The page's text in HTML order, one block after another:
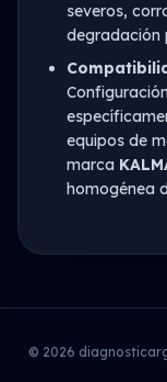
severos,
degradación
equipos de
marca
homogénea
© 2026